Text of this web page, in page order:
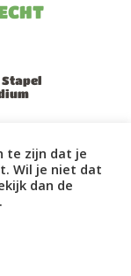
je
de
te zijn dat je
Wil je niet dat
dan de